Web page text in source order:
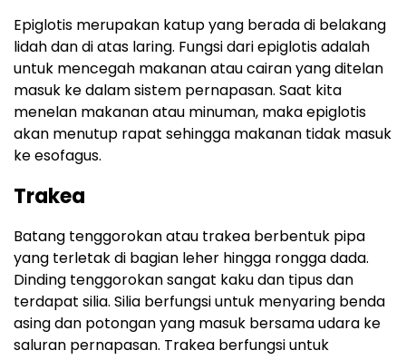
Epiglotis merupakan katup yang berada di belakang
lidah dan di atas laring. Fungsi dari epiglotis adalah
untuk mencegah makanan atau cairan yang ditelan
masuk ke dalam sistem pernapasan. Saat kita
menelan makanan atau minuman, maka epiglotis
akan menutup rapat sehingga makanan tidak masuk
ke esofagus.
Trakea
Batang tenggorokan atau trakea berbentuk pipa
yang terletak di bagian leher hingga rongga dada.
Dinding tenggorokan sangat kaku dan tipus dan
terdapat silia. Silia berfungsi untuk menyaring benda
asing dan potongan yang masuk bersama udara ke
saluran pernapasan. Trakea berfungsi untuk